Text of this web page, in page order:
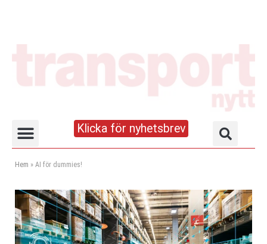
Klicka för nyhetsbrev
Hem » AI för dummies!